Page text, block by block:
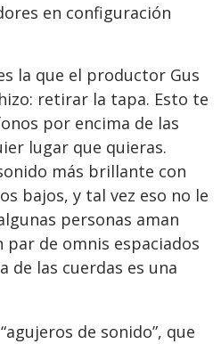
en configuración
la que el productor Gus
retirar la tapa. Esto te
por encima de las
lugar que quieras.
más brillante con
bajos, y tal vez eso no le
personas aman
de omnis espaciados
de las cuerdas es una
de sonido”, que